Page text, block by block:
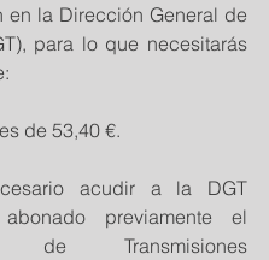
en la Dirección General de
para lo que necesitarás
de 53,40 €.
acudir a la DGT
previamente el
de Transmisiones